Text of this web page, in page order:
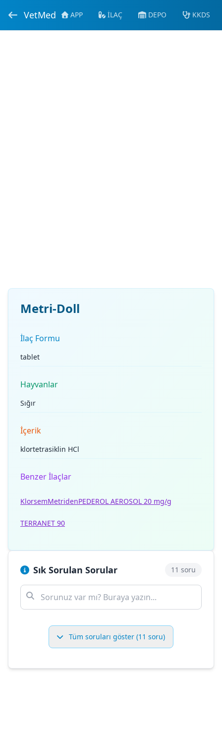
VetMed APP İLAÇ DEPO KKDS
Metri-Doll
İlaç Formu
tablet
Hayvanlar
Sığır
İçerik
klortetrasiklin HCl
Benzer İlaçlar
KlorsemMetridenPEDEROL AEROSOL 20 mg/g
TERRANET 90
Sık Sorulan Sorular 11 soru
Tüm soruları göster (11 soru)